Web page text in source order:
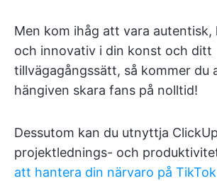
Men kom ihåg att vara autentisk,
och innovativ i din konst och ditt
tillvägagångssätt, så kommer du
hängiven skara fans på nolltid!
Dessutom kan du utnyttja
projektlednings- och
att hantera din närvaro på